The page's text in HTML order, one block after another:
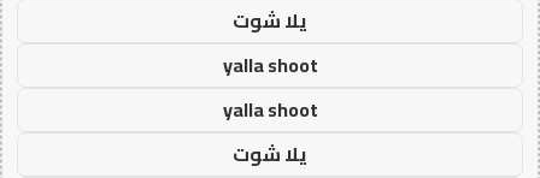
يلا شوت
yalla shoot
yalla shoot
يلا شوت